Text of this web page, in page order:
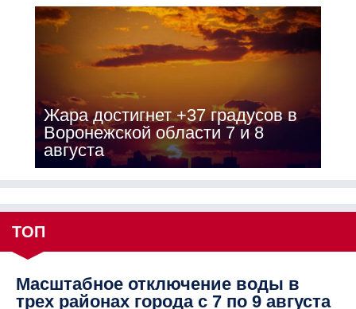
Жара достигнет +37 градусов в
Воронежской области 7 и 8
августа
ТОП
Масштабное отключение воды в
трех районах города с 7 по 9 августа